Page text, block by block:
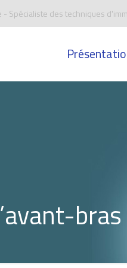
- Spécialiste des techniques